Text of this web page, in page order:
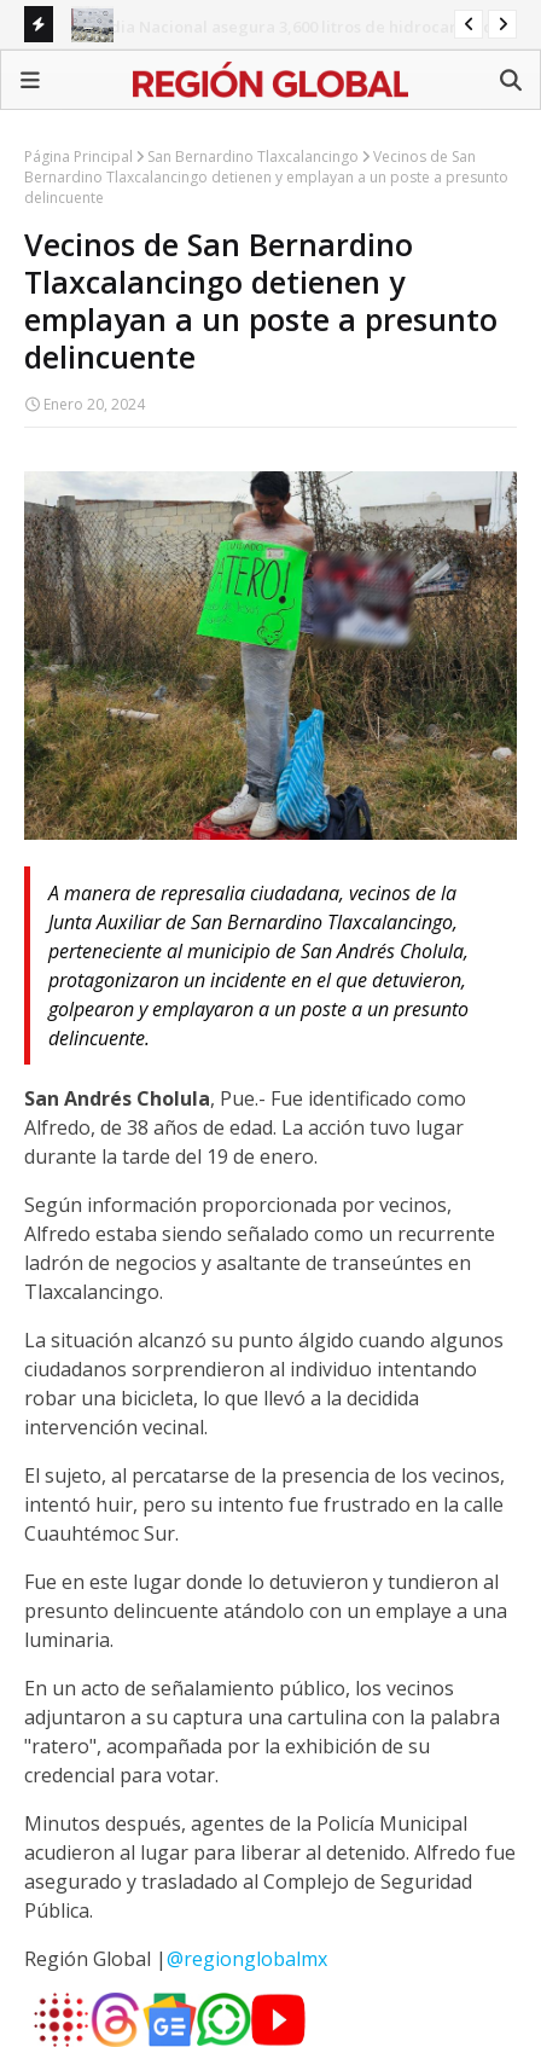
Guardia Nacional asegura 3,600 litros de hidrocarburo
Capturan a dos con más de 11 kilos de metanfetamina
Página Principal San Bernardino Tlaxcalancingo
Vecinos de San
Bernardino Tlaxcalancingo detienen y emplayan a un poste a presunto
delincuente
Vecinos de San Bernardino
Tlaxcalancingo detienen y
emplayan a un poste a presunto
delincuente
Enero 20, 2024
A manera de represalia ciudadana, vecinos de la
Junta Auxiliar de San Bernardino Tlaxcalancingo,
perteneciente al municipio de San Andrés Cholula,
protagonizaron un incidente en el que detuvieron,
golpearon y emplayaron a un poste a un presunto
delincuente.
San Andrés Cholula, Pue.- Fue identificado como
Alfredo, de 38 años de edad. La acción tuvo lugar
durante la tarde del 19 de enero.
Según información proporcionada por vecinos,
Alfredo estaba siendo señalado como un recurrente
ladrón de negocios y asaltante de transeúntes en
Tlaxcalancingo.
La situación alcanzó su punto álgido cuando algunos
ciudadanos sorprendieron al individuo intentando
robar una bicicleta, lo que llevó a la decidida
intervención vecinal.
El sujeto, al percatarse de la presencia de los vecinos,
intentó huir, pero su intento fue frustrado en la calle
Cuauhtémoc Sur.
Fue en este lugar donde lo detuvieron y tundieron al
presunto delincuente atándolo con un emplaye a una
luminaria.
En un acto de señalamiento público, los vecinos
adjuntaron a su captura una cartulina con la palabra
"ratero", acompañada por la exhibición de su
credencial para votar.
Minutos después, agentes de la Policía Municipal
acudieron al lugar para liberar al detenido. Alfredo fue
asegurado y trasladado al Complejo de Seguridad
Pública.
Región Global |@regionglobalmx